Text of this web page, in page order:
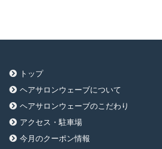
トップ
ヘアサロンウェーブについて
ヘアサロンウェーブのこだわり
アクセス・駐車場
今月のクーポン情報